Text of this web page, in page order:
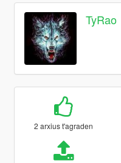
TyRao
2 arxius t'agraden